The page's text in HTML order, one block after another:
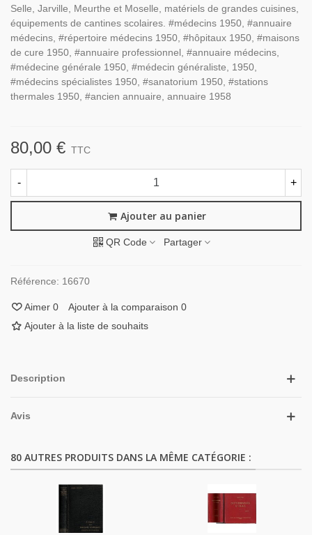
Selle, Jarville, Meurthe et Moselle, matériels de grandes cuisines,
équipements de cantines scolaires. #médecins 1950, #annuaire
médecins, #répertoire médecins 1950, #hôpitaux 1950, #maisons
de cure 1950, #annuaire professionnel, #annuaire médecins,
#médecine générale 1950, #médecin généraliste, 1950,
#médecins spécialistes 1950, #sanatorium 1950, #stations
thermales 1950, #ancien annuaire, annuaire 1958
80,00 € TTC
- +
Ajouter au panier
QR Code Partager
Référence: 16670
Aimer 0 Ajouter à la comparaison 0
Ajouter à la liste de souhaits
Description
Avis
80 AUTRES PRODUITS DANS LA MÊME CATÉGORIE :